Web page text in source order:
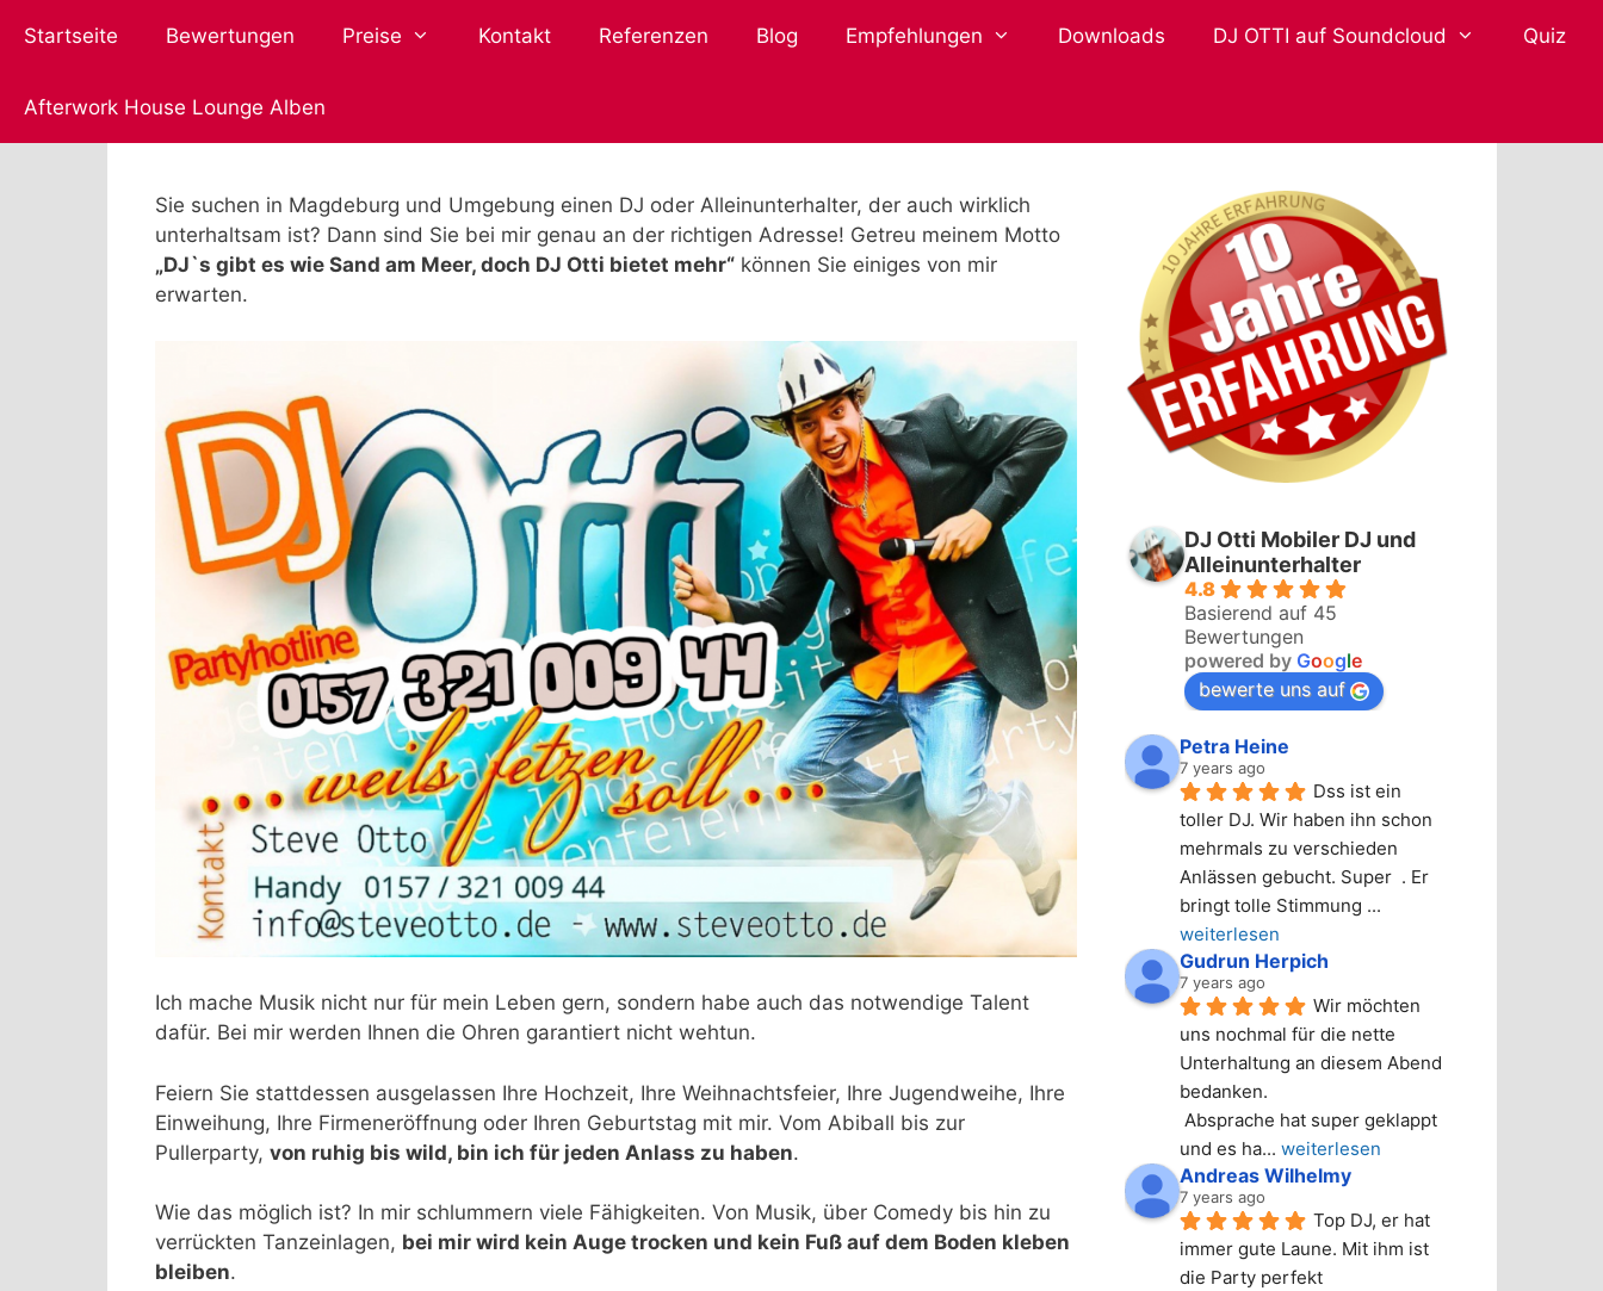
InhaltStartseite Bewertungen Preise Kontakt Referenzen Blog Empfehlungen Downloads DJ OTTI auf Soundcloud Quiz
Afterwork House Lounge Alben
Sie suchen in Magdeburg und Umgebung einen DJ oder Alleinunterhalter, der auch wirklich
unterhaltsam ist? Dann sind Sie bei mir genau an der richtigen Adresse! Getreu meinem Motto
„DJ`s gibt es wie Sand am Meer, doch DJ Otti bietet mehr“können Sie einiges von mir
erwarten.
Ich mache Musik nicht nur für mein Leben gern, sondern habe auch das notwendige Talent
dafür. Bei mir werden Ihnen die Ohren garantiert nicht wehtun.
Feiern Sie stattdessen ausgelassen Ihre Hochzeit, Ihre Weihnachtsfeier, Ihre Jugendweihe, Ihre
Einweihung, Ihre Firmeneröffnung oder Ihren Geburtstag mit mir. Vom Abiball bis zur
Pullerparty, von ruhig bis wild, bin ich für jeden Anlass zu haben.
Wie das möglich ist? In mir schlummern viele Fähigkeiten. Von Musik, über Comedy bis hin zu
verrückten Tanzeinlagen, bei mir wird kein Auge trocken und kein Fuß auf dem Boden kleben
bleiben.
DJ Otti Mobiler DJ und
Alleinunterhalter
4.8
Basierend auf 45
Bewertungen
powered by Google
bewerte uns auf
Petra Heine
7 years ago
Dss ist ein
toller DJ. Wir haben ihn schon
mehrmals zu verschieden
Anlässen gebucht. Super  . Er
bringt tolle Stimmung
weiterlesen
Gudrun Herpich
7 years ago
Wir möchten
uns nochmal für die nette
Unterhaltung an diesem Abend
bedanken.
Absprache hat super geklappt
und es ha... weiterlesen
Andreas Wilhelmy
7 years ago
Top DJ, er hat
immer gute Laune. Mit ihm ist
die Party perfekt